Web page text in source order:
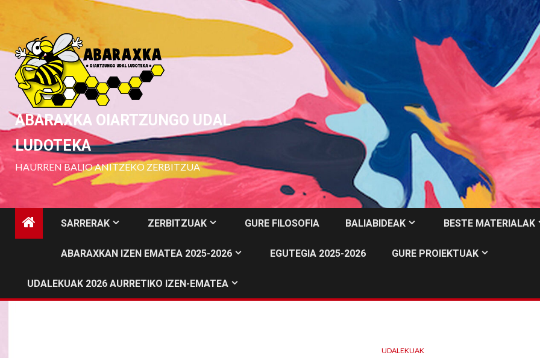
to
content
ABARAXKA OIARTZUNGO UDAL
LUDOTEKA
HAURREN BALIO ANITZEKO ZERBITZUA
SARRERAK ZERBITZUAK GURE FILOSOFIA BALIABIDEAK BESTE MATERIALAK
ABARAXKAN IZEN EMATEA 2025-2026 EGUTEGIA 2025-2026 GURE PROIEKTUAK
UDALEKUAK 2026 AURRETIKO IZEN-EMATEA
UDALEKUAK